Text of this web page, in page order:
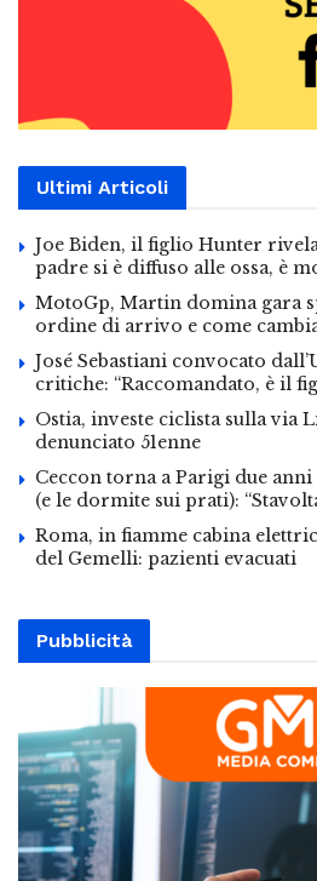
Ultimi Articoli
Joe Biden, il figlio Hunter
padre si è diffuso alle ossa, è
MotoGp, Martin domina gara
ordine di arrivo e come
José Sebastiani convocato
critiche: “Raccomandato, è il
Ostia, investe ciclista sulla via
denunciato 51enne
Ceccon torna a Parigi due
(e le dormite sui prati):
Roma, in fiamme cabina
del Gemelli: pazienti evacuati
Pubblicità